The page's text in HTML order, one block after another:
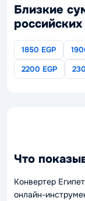
Близкие
1850 EGP
2200 EGP
Что
Конвертер
онлайн-